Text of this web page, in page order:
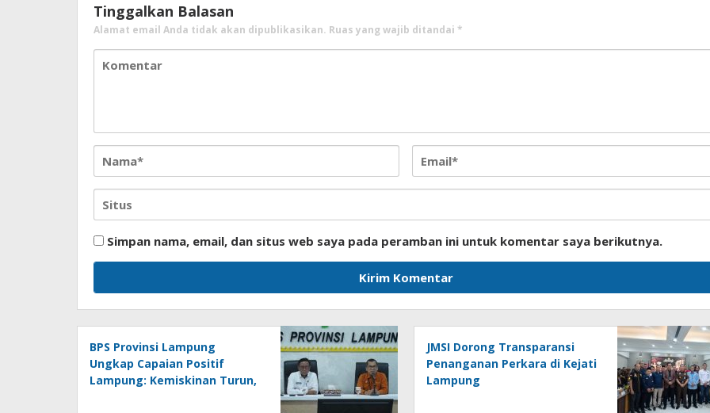
Tinggalkan Balasan
Alamat email Anda tidak akan dipublikasikan. Ruas yang wajib ditandai *
Simpan nama, email, dan situs web saya pada peramban ini untuk komentar saya berikutnya.
BPS Provinsi Lampung
Ungkap Capaian Positif
Lampung: Kemiskinan Turun,
JMSI Dorong Transparansi
Penanganan Perkara di Kejati
Lampung